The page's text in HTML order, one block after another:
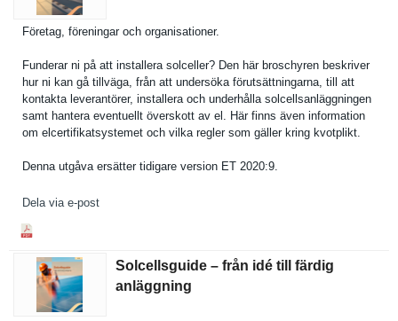
Företag, föreningar och organisati­oner.
Funderar ni på att installera solceller? Den här broschyren beskriver
hur ni kan gå tillväga, från att undersöka förutsättn­ingarna, till att
kontakta leverantör­er, installera och underhålla solcellsan­läggningen
samt hantera eventuellt överskott av el. Här finns även informatio­n
om elcertifik­atsystemet och vilka regler som gäller kring kvotplikt.
Denna utgåva ersätter tidigare version ET 2020:9.
Dela via e-post
Solcellsguide – från idé till färdig
anläggning